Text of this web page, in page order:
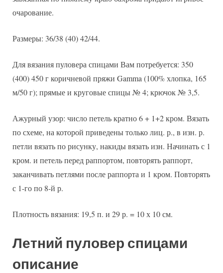
очарование.
Размеры: 36/38 (40) 42/44.
Для вязания пуловера спицами Вам потребуется: 350
(400) 450 г коричневой пряжи Gamma (100% хлопка, 165
м/50 г); прямые и круговые спицы № 4; крючок № 3,5.
Ажурный узор: число петель кратно 6 + 1+2 кром. Вязать
по схеме, на которой приведены только лиц. р., в изн. р.
петли вязать по рисунку, накиды вязать изн. Начинать с 1
кром. и петель перед раппортом, повторять раппорт,
заканчивать петлями после раппорта и 1 кром. Повторять
с 1-го по 8-й р.
Плотность вязания: 19,5 п. и 29 р. = 10 х 10 см.
Летний пуловер спицами
описание